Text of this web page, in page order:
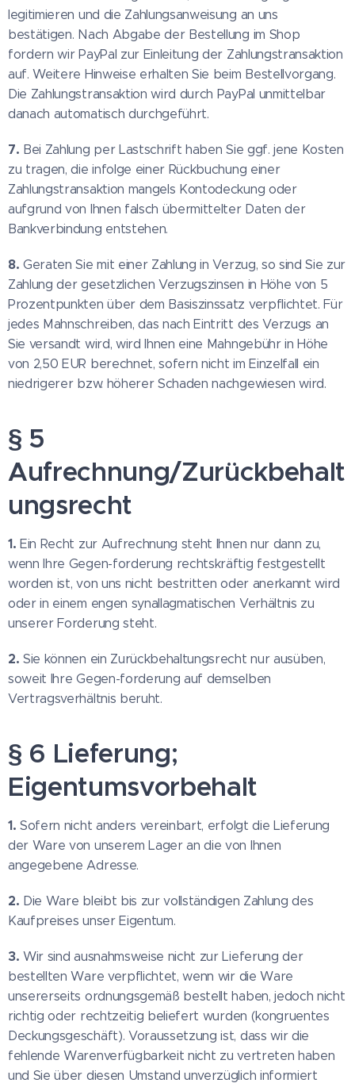
legitimieren und die Zahlungsanweisung an uns
bestätigen. Nach Abgabe der Bestellung im Shop
fordern wir PayPal zur Einleitung der Zahlungstransaktion
auf. Weitere Hinweise erhalten Sie beim Bestellvorgang.
Die Zahlungstransaktion wird durch PayPal unmittelbar
danach automatisch durchgeführt.
7. Bei Zahlung per Lastschrift haben Sie ggf. jene Kosten
zu tragen, die infolge einer Rückbuchung einer
Zahlungstransaktion mangels Kontodeckung oder
aufgrund von Ihnen falsch übermittelter Daten der
Bankverbindung entstehen.
8. Geraten Sie mit einer Zahlung in Verzug, so sind Sie zur
Zahlung der gesetzlichen Verzugszinsen in Höhe von 5
Prozentpunkten über dem Basiszinssatz verpflichtet. Für
jedes Mahnschreiben, das nach Eintritt des Verzugs an
Sie versandt wird, wird Ihnen eine Mahngebühr in Höhe
von 2,50 EUR berechnet, sofern nicht im Einzelfall ein
niedrigerer bzw. höherer Schaden nachgewiesen wird.
§ 5
Aufrechnung/Zurückbehalt
ungsrecht
1. Ein Recht zur Aufrechnung steht Ihnen nur dann zu,
wenn Ihre Gegen-forderung rechtskräftig festgestellt
worden ist, von uns nicht bestritten oder anerkannt wird
oder in einem engen synallagmatischen Verhältnis zu
unserer Forderung steht.
2. Sie können ein Zurückbehaltungsrecht nur ausüben,
soweit Ihre Gegen-forderung auf demselben
Vertragsverhältnis beruht.
§ 6 Lieferung;
Eigentumsvorbehalt
1. Sofern nicht anders vereinbart, erfolgt die Lieferung
der Ware von unserem Lager an die von Ihnen
angegebene Adresse.
2. Die Ware bleibt bis zur vollständigen Zahlung des
Kaufpreises unser Eigentum.
3. Wir sind ausnahmsweise nicht zur Lieferung der
bestellten Ware verpflichtet, wenn wir die Ware
unsererseits ordnungsgemäß bestellt haben, jedoch nicht
richtig oder rechtzeitig beliefert wurden (kongruentes
Deckungsgeschäft). Voraussetzung ist, dass wir die
fehlende Warenverfügbarkeit nicht zu vertreten haben
und Sie über diesen Umstand unverzüglich informiert